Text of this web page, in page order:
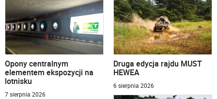
Opony centralnym
elementem ekspozycji na
lotnisku
7 sierpnia 2026
Druga edycja rajdu MUST
HEWEA
6 sierpnia 2026